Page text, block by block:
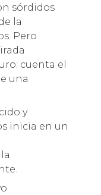
sórdidos
la
Pero
cuenta el
una
y
inicia en un